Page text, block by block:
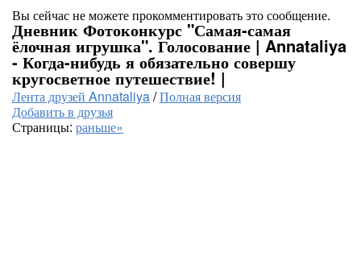
Вы сейчас не можете прокомментировать это сообщение.
Дневник Фотоконкурс "Самая-самая
ёлочная игрушка". Голосование | Annataliya
- Когда-нибудь я обязательно совершу
кругосветное путешествие! |
Лента друзей Annataliya/Полная версия
Добавить в друзья
Страницы: раньше»